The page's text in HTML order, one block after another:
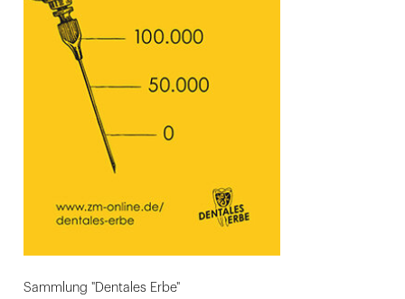
Sammlung "Dentales Erbe"